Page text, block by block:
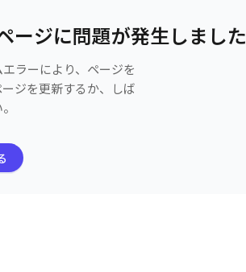
ージに問題が発生しました
ラーにより、ページを
ジを更新するか、しば